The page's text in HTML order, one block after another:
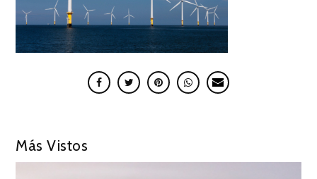
Más Vistos